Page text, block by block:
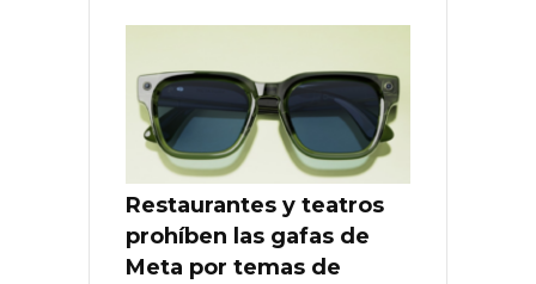
Restaurantes y teatros
prohíben las gafas de
Meta por temas de